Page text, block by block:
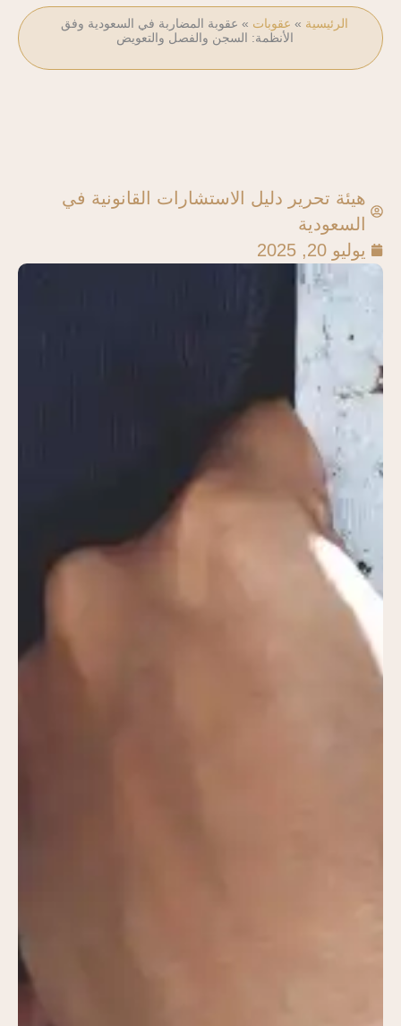
الرئيسية » عقوبات » عقوبة المضاربة في السعودية وفق
الأنظمة: السجن والفصل والتعويض
هيئة تحرير دليل الاستشارات القانونية في
السعودية
يوليو 20, 2025